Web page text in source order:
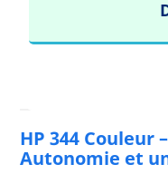
HP 344 Couleur
Autonomie et